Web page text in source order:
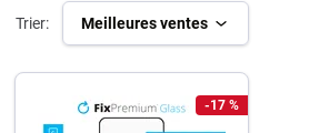
Trier: Meilleures ventes
-17 %